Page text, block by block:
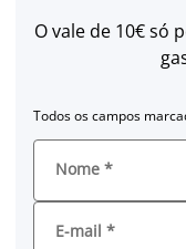
O vale de 10€ só
Todos os campos
Nome *
E-mail *